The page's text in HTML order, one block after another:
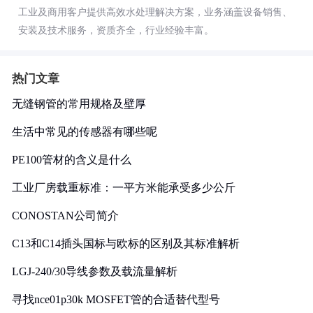
工业及商用客户提供高效水处理解决方案，业务涵盖设备销售、
安装及技术服务，资质齐全，行业经验丰富。
热门文章
无缝钢管的常用规格及壁厚
生活中常见的传感器有哪些呢
PE100管材的含义是什么
工业厂房载重标准：一平方米能承受多少公斤
CONOSTAN公司简介
C13和C14插头国标与欧标的区别及其标准解析
LGJ-240/30导线参数及载流量解析
寻找nce01p30k MOSFET管的合适替代型号